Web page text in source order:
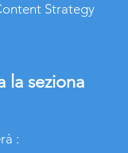
Strategy
la seziona
: